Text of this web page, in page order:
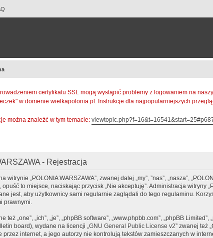
certyfikatu SSL mogą wystąpić problemy z logowaniem na
w domenie wielkapolonia.pl. Instrukcje dla najpopularniejszych
można znaleźć w tym temacie:
- Rejestracja
witrynie „POLONIA WARSZAWA”, zwanej dalej „my”, ”nas”, „nasza”,
to miejsce, naciskając przycisk „Nie akceptuję”. Administracja witryny
jest, aby użytkownicy sami regularnie zaglądali do tego regulaminu.
prawnymi.
też „one”, „ich”, „je”, „phpBB software”, „www.phpbb.com”, „phpBB
board), wydane na licencji „ GNU General Public License v2” zwanej też
przez internet, a jego autorzy nie kontrolują tekstów zamieszczanych w